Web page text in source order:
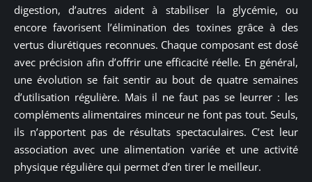
digestion, d’autres aident à stabiliser la glycémie, ou
encore favorisent l’élimination des toxines grâce à des
vertus diurétiques reconnues. Chaque composant est dosé
avec précision afin d’offrir une efficacité réelle. En général,
une évolution se fait sentir au bout de quatre semaines
d’utilisation régulière. Mais il ne faut pas se leurrer : les
compléments alimentaires minceur ne font pas tout. Seuls,
ils n’apportent pas de résultats spectaculaires. C’est leur
association avec une alimentation variée et une activité
physique régulière qui permet d’en tirer le meilleur.